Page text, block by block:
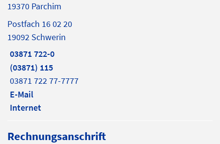
19370 Parchim
Postfach 16 02 20
19092 Schwerin
03871 722-0
(03871) 115
03871 722 77-7777
E-Mail
Internet
Rechnungsanschrift